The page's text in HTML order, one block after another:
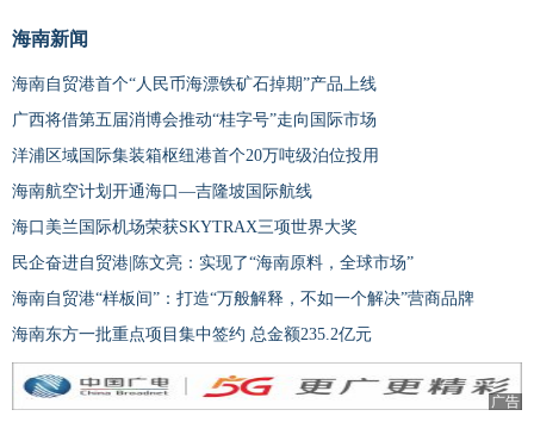
海南新闻
海南自贸港首个“人民币海漂铁矿石掉期”产品上线
广西将借第五届消博会推动“桂字号”走向国际市场
洋浦区域国际集装箱枢纽港首个20万吨级泊位投用
海南航空计划开通海口—吉隆坡国际航线
海口美兰国际机场荣获SKYTRAX三项世界大奖
民企奋进自贸港|陈文亮：实现了“海南原料，全球市场”
海南自贸港“样板间”：打造“万般解释，不如一个解决”营商品牌
海南东方一批重点项目集中签约 总金额235.2亿元
广告